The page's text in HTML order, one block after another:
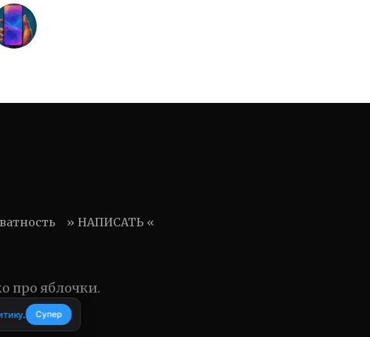
» НАПИСАТЬ «
про яблочки.
. Супер